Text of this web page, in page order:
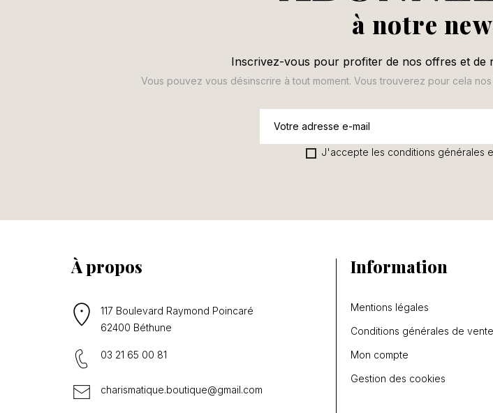
à notre
Inscrivez-vous pour profiter de nos offres et de
Vous pouvez vous désinscrire à tout moment. Vous trouverez pour cela
J'accepte les conditions générales
À propos
117 Boulevard Raymond Poincaré
62400 Béthune
03 21 65 00 81
charismatique.boutique@gmail.com
Information
Mentions légales
Conditions générales de
Mon compte
Gestion des cookies